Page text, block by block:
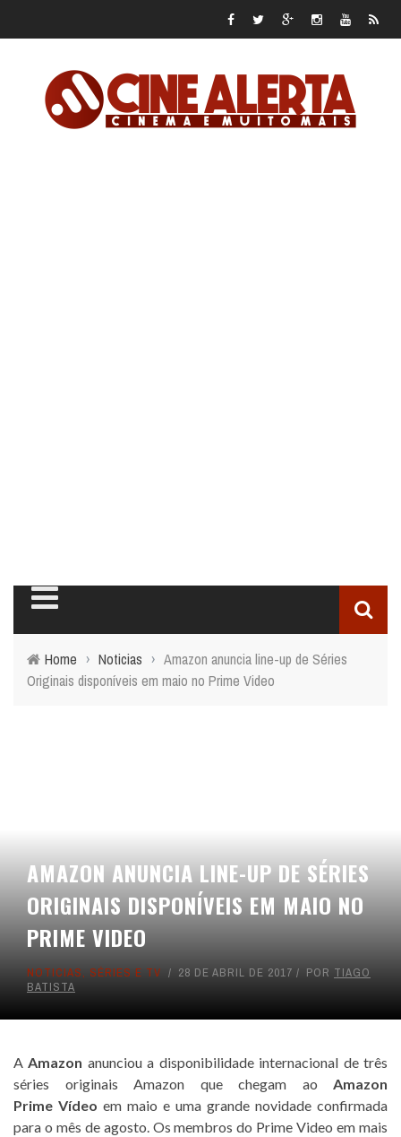
Home › Noticias › Amazon anuncia line-up de Séries
Originais disponíveis em maio no Prime Video
AMAZON ANUNCIA LINE-UP DE SÉRIES
ORIGINAIS DISPONÍVEIS EM MAIO NO
PRIME VIDEO
NOTICIAS, SÉRIES E TV 28 DE ABRIL DE 2017 POR TIAGO
BATISTA
AAmazon anunciou a disponibilidade internacional de três
séries originais Amazon que chegam ao Amazon
Prime Vídeo em maio e uma grande novidade confirmada
para o mês de agosto. Os membros do Prime Video em mais